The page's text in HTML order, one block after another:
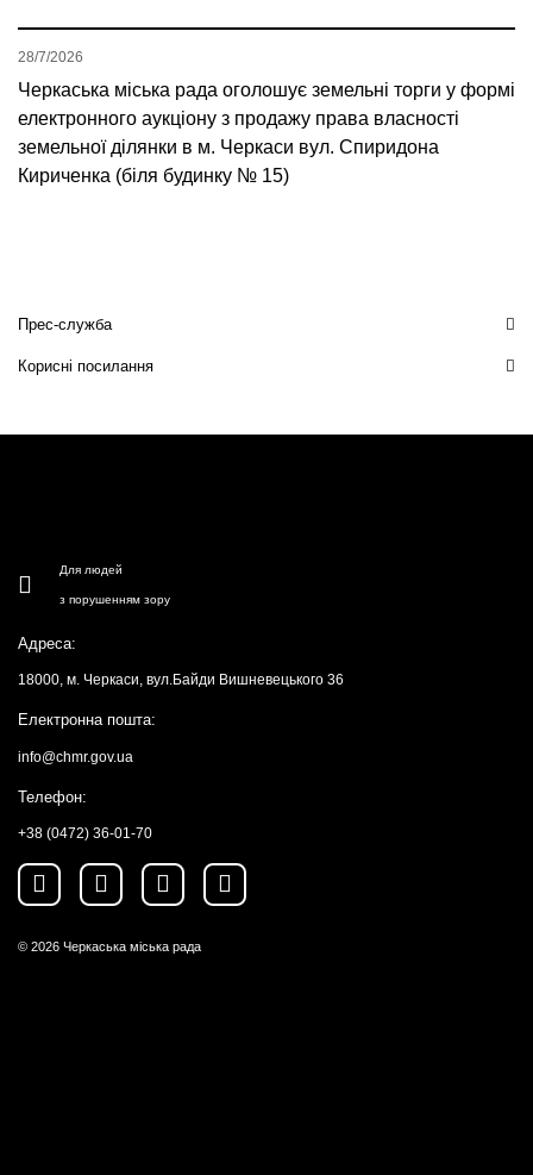
Черкаська міська рада оголошує земельні торги у формі
електронного аукціону з продажу права власності
земельної ділянки в м. Черкаси вул. Спиридона
Кириченка (біля будинку № 15)
28/7/2026
Прес-служба
Корисні посилання
Для людей
з порушенням зору
Адреса:
18000, м. Черкаси, вул.Байди Вишневецького 36
Електронна пошта:
info@chmr.gov.ua
Телефон:
+38 (0472) 36-01-70
© 2026 Черкаська міська рада